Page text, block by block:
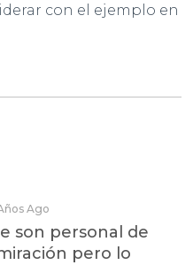
con el ejemplo en
Ago
son personal de
pero lo